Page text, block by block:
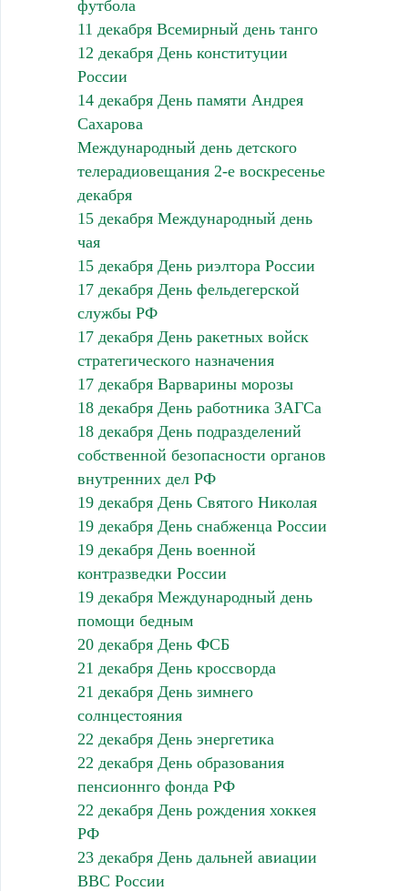
футбола
11 декабря Всемирный день танго
12 декабря День конституции
России
14 декабря День памяти Андрея
Сахарова
Международный день детского
телерадиовещания 2-е воскресенье
декабря
15 декабря Международный день
чая
15 декабря День риэлтора России
17 декабря День фельдегерской
службы РФ
17 декабря День ракетных войск
стратегического назначения
17 декабря Варварины морозы
18 декабря День работника ЗАГСа
18 декабря День подразделений
собственной безопасности органов
внутренних дел РФ
19 декабря День Святого Николая
19 декабря День снабженца России
19 декабря День военной
контразведки России
19 декабря Международный день
помощи бедным
20 декабря День ФСБ
21 декабря День кроссворда
21 декабря День зимнего
солнцестояния
22 декабря День энергетика
22 декабря День образования
пенсионнго фонда РФ
22 декабря День рождения хоккея
РФ
23 декабря День дальней авиации
ВВС России